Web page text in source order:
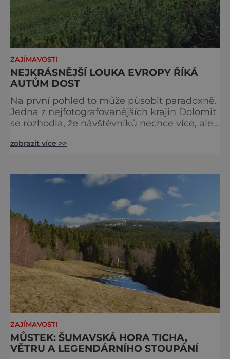
ZAJÍMAVOSTI
NEJKRÁSNĚJŠÍ LOUKA EVROPY ŘÍKÁ
AUTŮM DOST
Na první pohled to může působit paradoxně.
Jedna z nejfotografovanějších krajin Dolomit
se rozhodla, že návštěvníků nechce více, ale
louka v Evropě, zavádí od léta 2026 nová
přijíždějí. Nejde o boj proti turistům. Jde o
ochranu krajiny, která už nechce být obětí
vlastního úspě
zobrazit více >>
ZAJÍMAVOSTI
MŮSTEK: ŠUMAVSKÁ HORA TICHA,
VĚTRU A LEGENDÁRNÍHO STOUPÁNÍ